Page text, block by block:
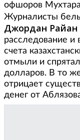
офшоров
Журналисты
Джордан Райан
расследование
счета
отмыли и
долларов. В то
отрицает
денег от